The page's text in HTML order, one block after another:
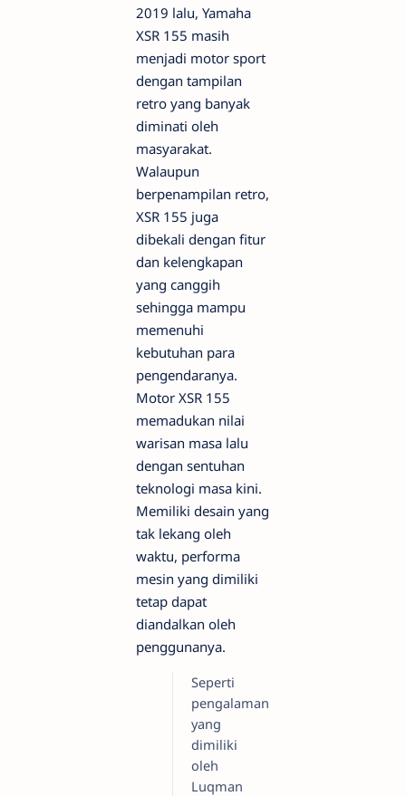
2019 lalu, Yamaha
XSR 155 masih
menjadi motor sport
dengan tampilan
retro yang banyak
diminati oleh
masyarakat.
Walaupun
berpenampilan retro,
XSR 155 juga
dibekali dengan fitur
dan kelengkapan
yang canggih
sehingga mampu
memenuhi
kebutuhan para
pengendaranya.
Motor XSR 155
memadukan nilai
warisan masa lalu
dengan sentuhan
teknologi masa kini.
Memiliki desain yang
tak lekang oleh
waktu, performa
mesin yang dimiliki
tetap dapat
diandalkan oleh
penggunanya.
Seperti
pengalaman
yang
dimiliki
oleh
Luqman